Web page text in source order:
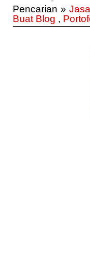
Pencarian »
Buat Blog ,